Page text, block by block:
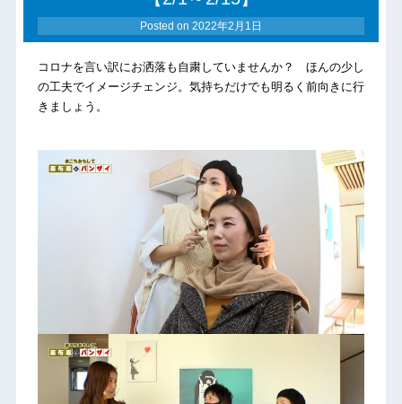
Posted on 2022年2月1日
コロナを言い訳にお洒落も自粛していませんか？ ほんの少し
の工夫でイメージチェンジ。気持ちだけでも明るく前向きに行
きましょう。